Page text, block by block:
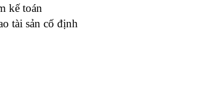
kế toán
tài sản cố định